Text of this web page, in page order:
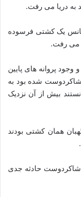
به دریا می رفت.
یک کشتی فرسوده
می رفت.
پروانه های پایین
شده‌ بود به
بیش از آن نزدیک
همان کشتی بودند
1396 برای الناز شاکردوست حادثه جدی